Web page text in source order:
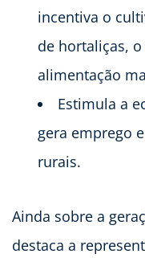
incentiva o
de hortaliças,
alimentação
Estimula a
gera emprego
rurais.
Ainda sobre a
destaca a